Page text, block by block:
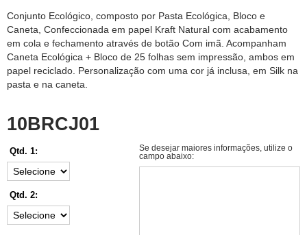
Conjunto Ecológico, composto por Pasta Ecológica, Bloco e
Caneta, Confeccionada em papel Kraft Natural com acabamento
em cola e fechamento através de botão Com imã. Acompanham
Caneta Ecológica + Bloco de 25 folhas sem impressão, ambos em
papel reciclado. Personalização com uma cor já inclusa, em Silk na
pasta e na caneta.
10BRCJ01
Qtd. 1:
Qtd. 2:
Se desejar maiores informações, utilize o
campo abaixo: